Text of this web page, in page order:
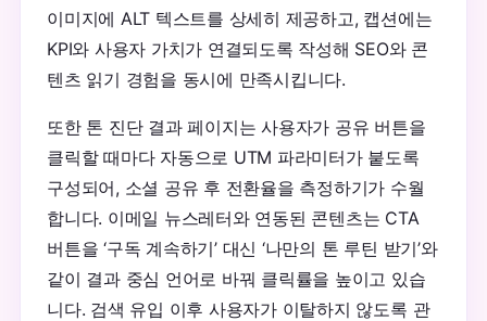
이미지에 ALT 텍스트를 상세히 제공하고, 캡션에는
KPI와 사용자 가치가 연결되도록 작성해 SEO와 콘
텐츠 읽기 경험을 동시에 만족시킵니다.
또한 톤 진단 결과 페이지는 사용자가 공유 버튼을
클릭할 때마다 자동으로 UTM 파라미터가 붙도록
구성되어, 소셜 공유 후 전환율을 측정하기가 수월
합니다. 이메일 뉴스레터와 연동된 콘텐츠는 CTA
버튼을 ‘구독 계속하기’ 대신 ‘나만의 톤 루틴 받기’와
같이 결과 중심 언어로 바꿔 클릭률을 높이고 있습
니다. 검색 유입 이후 사용자가 이탈하지 않도록 관